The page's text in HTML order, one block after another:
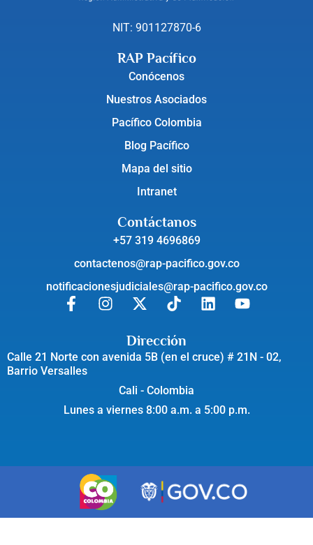
NIT: 901127870-6
RAP Pacífico
Conócenos
Nuestros Asociados
Pacífico Colombia
Blog Pacífico
Mapa del sitio
Intranet
Contáctanos
+57 319 4696869
contactenos@rap-pacifico.gov.co
notificacionesjudiciales@rap-pacifico.gov.co
Dirección
Calle 21 Norte con avenida 5B (en el cruce) # 21N - 02,
Barrio Versalles
Cali - Colombia
Lunes a viernes 8:00 a.m. a 5:00 p.m.